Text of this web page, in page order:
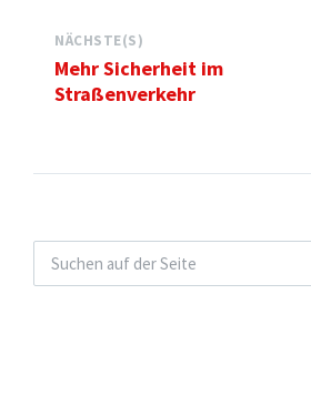
NÄCHSTE(S)
Mehr Sicherheit im
Straßenverkehr